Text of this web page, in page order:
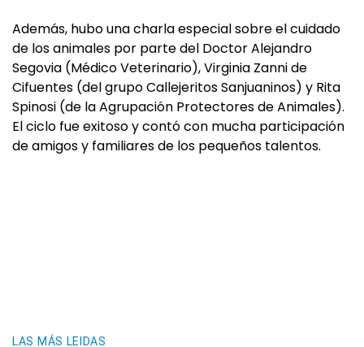
Además, hubo una charla especial sobre el cuidado
de los animales por parte del Doctor Alejandro
Segovia (Médico Veterinario), Virginia Zanni de
Cifuentes (del grupo Callejeritos Sanjuaninos) y Rita
Spinosi (de la Agrupación Protectores de Animales).
El ciclo fue exitoso y contó con mucha participación
de amigos y familiares de los pequeños talentos.
LAS MÁS LEIDAS